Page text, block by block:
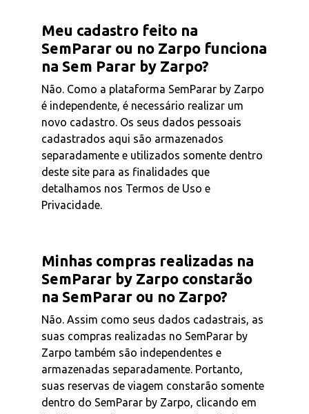
Meu cadastro feito na
SemParar ou no Zarpo funciona
na Sem Parar by Zarpo?
Não. Como a plataforma SemParar by Zarpo
é independente, é necessário realizar um
novo cadastro. Os seus dados pessoais
cadastrados aqui são armazenados
separadamente e utilizados somente dentro
deste site para as finalidades que
detalhamos nos Termos de Uso e
Privacidade.
Minhas compras realizadas na
SemParar by Zarpo constarão
na SemParar ou no Zarpo?
Não. Assim como seus dados cadastrais, as
suas compras realizadas no SemParar by
Zarpo também são independentes e
armazenadas separadamente. Portanto,
suas reservas de viagem constarão somente
dentro do SemParar by Zarpo, clicando em